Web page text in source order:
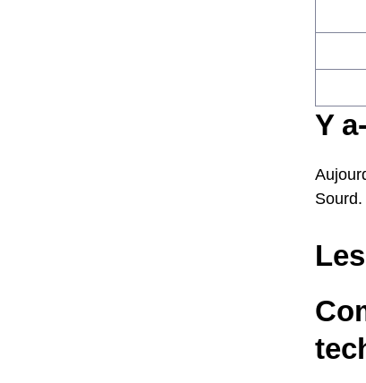
Y